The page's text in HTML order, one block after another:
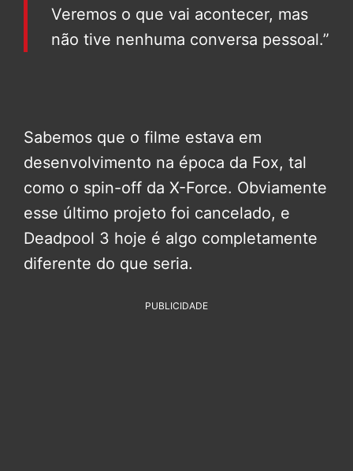
Veremos o que vai acontecer, mas
não tive nenhuma conversa pessoal.”
Sabemos que o filme estava em
desenvolvimento na época da Fox, tal
como o spin-off da X-Force. Obviamente
esse último projeto foi cancelado, e
Deadpool 3 hoje é algo completamente
diferente do que seria.
PUBLICIDADE